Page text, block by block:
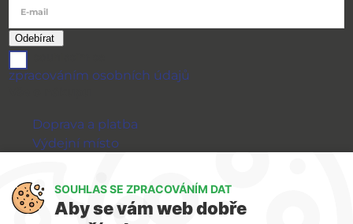
E-mail
zpracováním osobních údajů
Doprava a platba
Výdejní místo
GDPR
WIRPO s.r.o.
SOUHLAS SE ZPRACOVÁNÍM DAT
Aby se vám web dobře